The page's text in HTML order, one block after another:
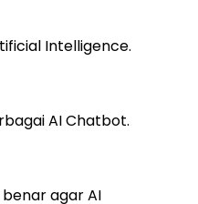
Intelligence.
AI Chatbot.
agar AI